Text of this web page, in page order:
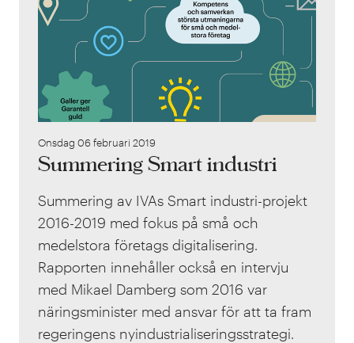
Onsdag 06 februari 2019
Summering Smart industri
Summering av IVAs Smart industri-projekt
2016-2019 med fokus på små och
medelstora företags digitalisering.
Rapporten innehåller också en intervju
med Mikael Damberg som 2016 var
näringsminister med ansvar för att ta fram
regeringens nyindustrialiseringsstrategi.